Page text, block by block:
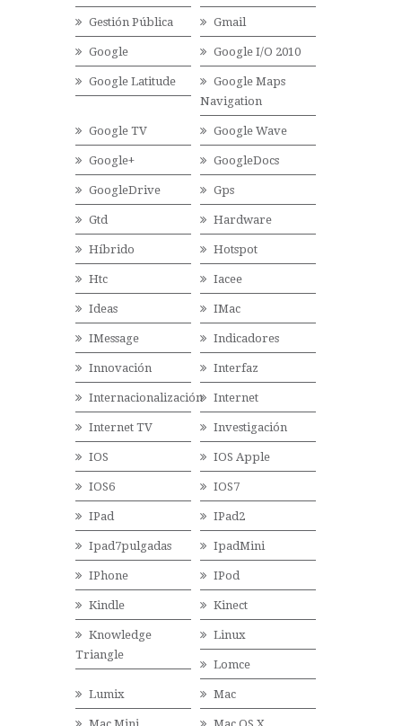
Gestión Pública Gmail
Google Google I/O 2010
Google Latitude
Google Maps
Navigation
Google TV Google Wave
Google+ GoogleDocs
GoogleDrive Gps
Gtd Hardware
Híbrido Hotspot
Htc Iacee
Ideas IMac
IMessage Indicadores
Innovación Interfaz
Internacionalización Internet
Internet TV Investigación
IOS IOS Apple
IOS6 IOS7
IPad IPad2
Ipad7pulgadas IpadMini
IPhone IPod
Kindle Kinect
Knowledge
Triangle
Linux
Lomce
Lumix Mac